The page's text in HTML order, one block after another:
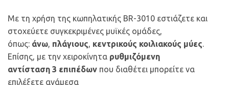
Με τη χρήση της κωπηλατικής BR-3010 εστιάζετε και
στοχεύετε συγκεκριμένες μυϊκές ομάδες,
όπως: άνω, πλάγιους, κεντρικούς κοιλιακούς μύες.
Επίσης, με την χειροκίνητα ρυθμιζόμενη
αντίσταση 3 επιπέδων που διαθέτει μπορείτε να
επιλέξετε ανάμεσα